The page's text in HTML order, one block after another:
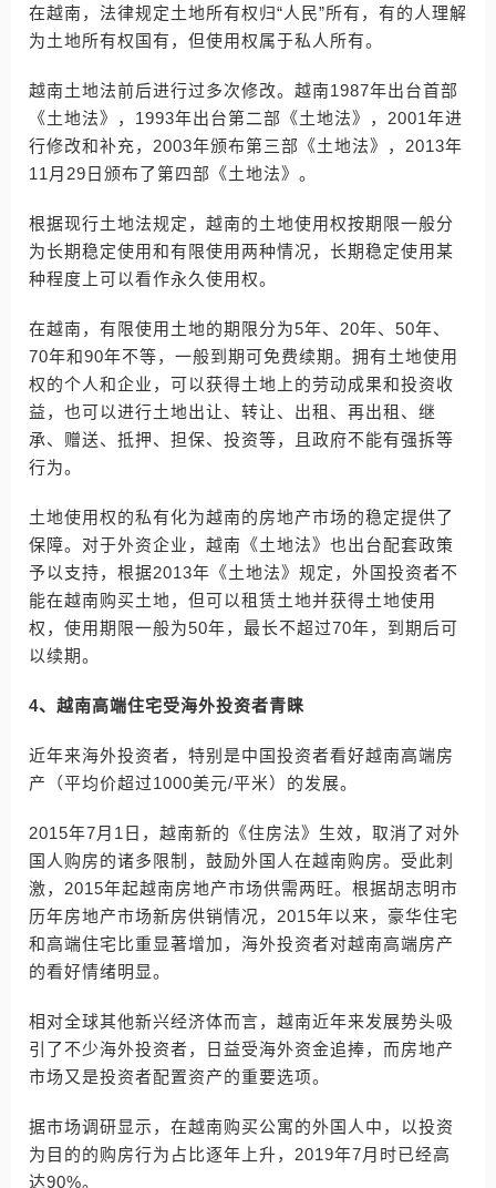
在越南，法律规定土地所有权归“人民”所有，有的人理解
为土地所有权国有，但使用权属于私人所有。
越南土地法前后进行过多次修改。越南1987年出台首部
《土地法》，1993年出台第二部《土地法》，2001年进
行修改和补充，2003年颁布第三部《土地法》，2013年
11月29日颁布了第四部《土地法》。
根据现行土地法规定，越南的土地使用权按期限一般分
为长期稳定使用和有限使用两种情况，长期稳定使用某
种程度上可以看作永久使用权。
在越南，有限使用土地的期限分为5年、20年、50年、
70年和90年不等，一般到期可免费续期。拥有土地使用
权的个人和企业，可以获得土地上的劳动成果和投资收
益，也可以进行土地出让、转让、出租、再出租、继
承、赠送、抵押、担保、投资等，且政府不能有强拆等
行为。
土地使用权的私有化为越南的房地产市场的稳定提供了
保障。对于外资企业，越南《土地法》也出台配套政策
予以支持，根据2013年《土地法》规定，外国投资者不
能在越南购买土地，但可以租赁土地并获得土地使用
权，使用期限一般为50年，最长不超过70年，到期后可
以续期。
4、越南高端住宅受海外投资者青睐
近年来海外投资者，特别是中国投资者看好越南高端房
产（平均价超过1000美元/平米）的发展。
2015年7月1日，越南新的《住房法》生效，取消了对外
国人购房的诸多限制，鼓励外国人在越南购房。受此刺
激，2015年起越南房地产市场供需两旺。根据胡志明市
历年房地产市场新房供销情况，2015年以来，豪华住宅
和高端住宅比重显著增加，海外投资者对越南高端房产
的看好情绪明显。
相对全球其他新兴经济体而言，越南近年来发展势头吸
引了不少海外投资者，日益受海外资金追捧，而房地产
市场又是投资者配置资产的重要选项。
据市场调研显示，在越南购买公寓的外国人中，以投资
为目的的购房行为占比逐年上升，2019年7月时已经高
达90%。